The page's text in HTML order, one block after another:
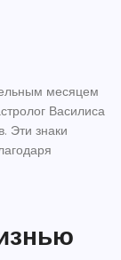
месяцем
Василиса
. Эти знаки